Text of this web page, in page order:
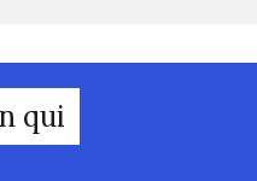
qui